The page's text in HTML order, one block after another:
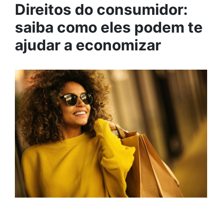
Direitos do consumidor:
saiba como eles podem te
ajudar a economizar